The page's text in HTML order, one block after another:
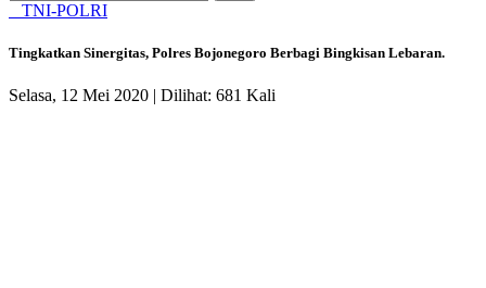
TNI-POLRI
Tingkatkan Sinergitas, Polres Bojonegoro Berbagi Bingkisan Lebaran.
Selasa, 12 Mei 2020 | Dilihat: 681 Kali